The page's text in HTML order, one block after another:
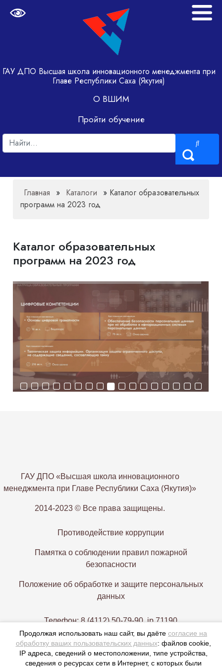
ГАУ ДПО Высшая школа инновационного менеджмента при
Главе Республики Саха (Якутия)
О ВШИМ
Пройти обучение
Главная » Каталоги » Каталог образовательных
программ на 2023 год
Каталог образовательных
программ на 2023 год
ГАУ ДПО «Высшая школа инновационного
менеджмента при Главе Республики Саха (Якутия)»
2014-2023 © Все права защищены.
Противодействие коррупции
Памятка о соблюдении правил пожарной
безопасности
Положение об обработке и защите персональных
данных
Телефон: 8 (4112) 50-79-90, ip 71190
Электронная почта: vshim@gov14.ru
677000, г. Якутск, пр. Ленина 1, этаж 9-12
Продолжая использовать наш сайт, вы даёте согласие на
обработку ваших пользовательских данных: файлов cookie,
IP адреса, сведений о местоположении, типе устройства,
сведения о ресурсах сети в Интернет, с которых были